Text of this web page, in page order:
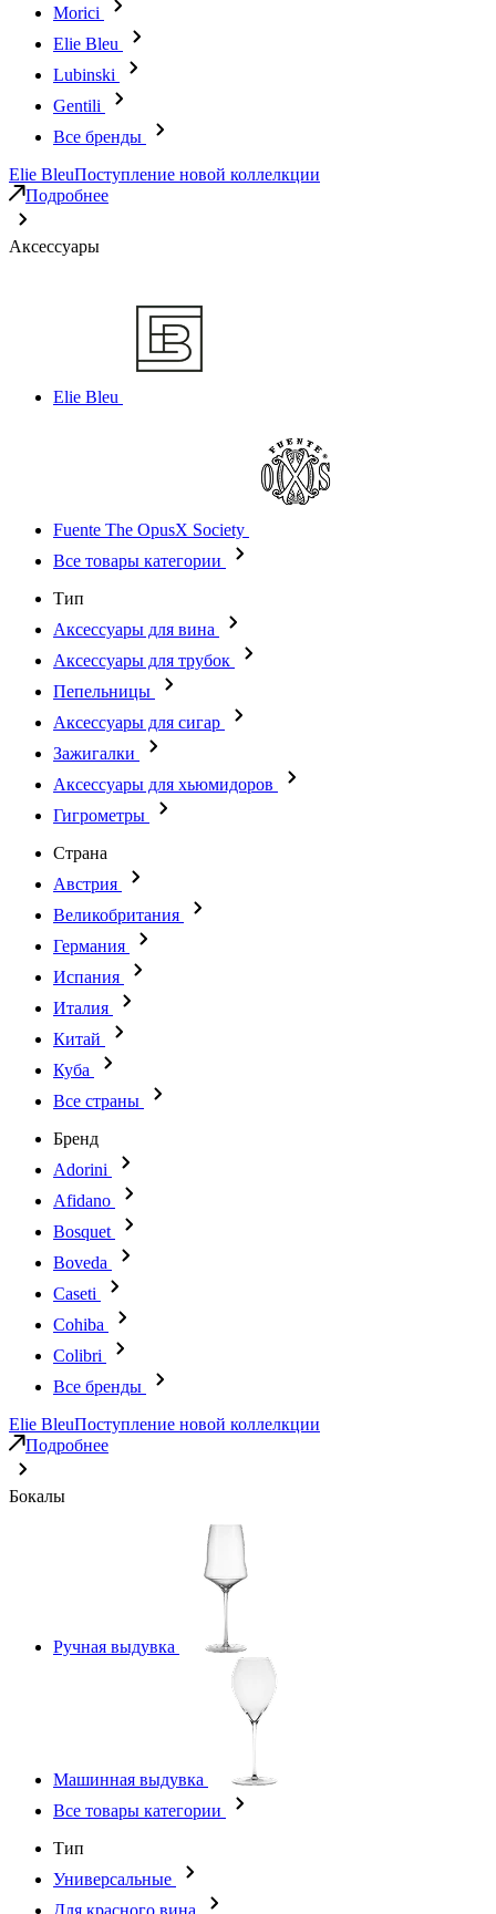
Morici
Elie Bleu
Lubinski
Gentili
Все бренды
Elie BleuПоступление новой коллелкции
Подробнее
Аксессуары
Elie Bleu
Fuente The OpusX Society
Все товары категории
Тип
Аксессуары для вина
Аксессуары для трубок
Пепельницы
Аксессуары для сигар
Зажигалки
Аксессуары для хьюмидоров
Гигрометры
Страна
Австрия
Великобритания
Германия
Испания
Италия
Китай
Куба
Все страны
Бренд
Adorini
Afidano
Bosquet
Boveda
Caseti
Cohiba
Colibri
Все бренды
Elie BleuПоступление новой коллелкции
Подробнее
Бокалы
Ручная выдувка
Машинная выдувка
Все товары категории
Тип
Универсальные
Для красного вина